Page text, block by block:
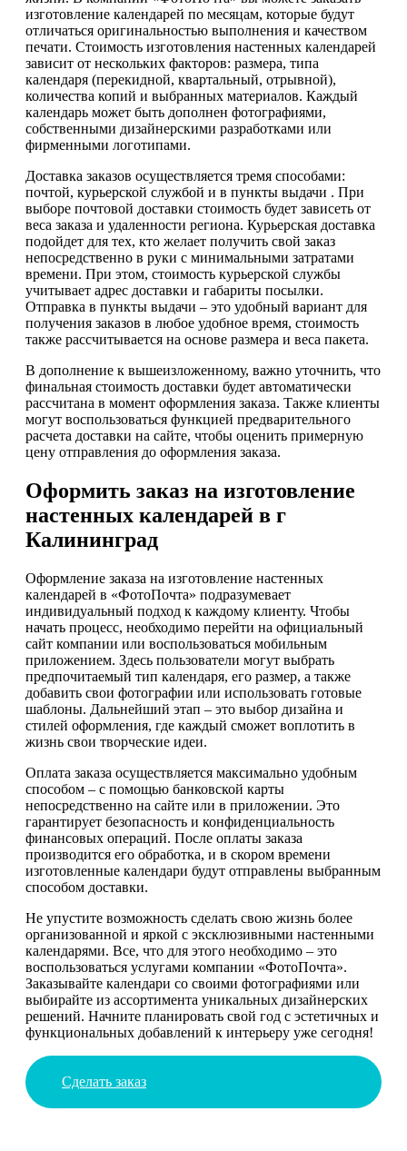
изготовление календарей по месяцам, которые будут
отличаться оригинальностью выполнения и качеством
печати. Стоимость изготовления настенных календарей
зависит от нескольких факторов: размера, типа
календаря (перекидной, квартальный, отрывной),
количества копий и выбранных материалов. Каждый
календарь может быть дополнен фотографиями,
собственными дизайнерскими разработками или
фирменными логотипами.
Доставка заказов осуществляется тремя способами:
почтой, курьерской службой и в пункты выдачи . При
выборе почтовой доставки стоимость будет зависеть от
веса заказа и удаленности региона. Курьерская доставка
подойдет для тех, кто желает получить свой заказ
непосредственно в руки с минимальными затратами
времени. При этом, стоимость курьерской службы
учитывает адрес доставки и габариты посылки.
Отправка в пункты выдачи – это удобный вариант для
получения заказов в любое удобное время, стоимость
также рассчитывается на основе размера и веса пакета.
В дополнение к вышеизложенному, важно уточнить, что
финальная стоимость доставки будет автоматически
рассчитана в момент оформления заказа. Также клиенты
могут воспользоваться функцией предварительного
расчета доставки на сайте, чтобы оценить примерную
цену отправления до оформления заказа.
Оформить заказ на изготовление
настенных календарей в г
Калининград
Оформление заказа на изготовление настенных
календарей в «ФотоПочта» подразумевает
индивидуальный подход к каждому клиенту. Чтобы
начать процесс, необходимо перейти на официальный
сайт компании или воспользоваться мобильным
приложением. Здесь пользователи могут выбрать
предпочитаемый тип календаря, его размер, а также
добавить свои фотографии или использовать готовые
шаблоны. Дальнейший этап – это выбор дизайна и
стилей оформления, где каждый сможет воплотить в
жизнь свои творческие идеи.
Оплата заказа осуществляется максимально удобным
способом – с помощью банковской карты
непосредственно на сайте или в приложении. Это
гарантирует безопасность и конфиденциальность
финансовых операций. После оплаты заказа
производится его обработка, и в скором времени
изготовленные календари будут отправлены выбранным
способом доставки.
Не упустите возможность сделать свою жизнь более
организованной и яркой с эксклюзивными настенными
календарями. Все, что для этого необходимо – это
воспользоваться услугами компании «ФотоПочта».
Заказывайте календари со своими фотографиями или
выбирайте из ассортимента уникальных дизайнерских
решений. Начните планировать свой год с эстетичных и
функциональных добавлений к интерьеру уже сегодня!
Сделать заказ